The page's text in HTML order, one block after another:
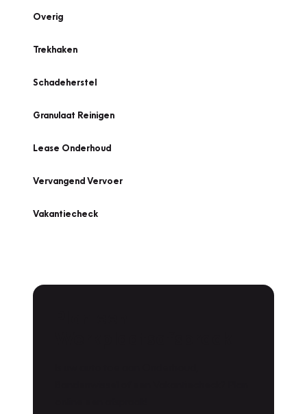
Overig
Trekhaken
Schadeherstel
Granulaat Reinigen
Lease Onderhoud
Vervangend Vervoer
Vakantiecheck